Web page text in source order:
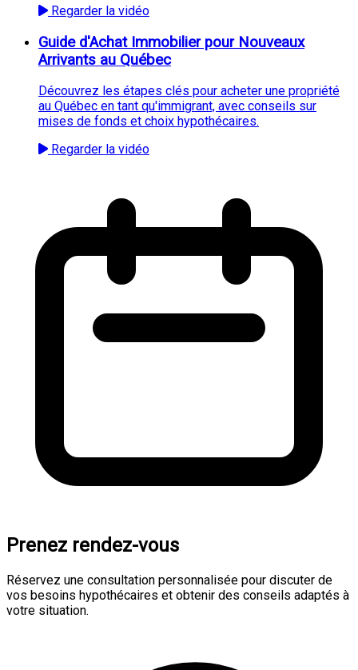
Regarder la vidéo
Guide d'Achat Immobilier pour Nouveaux
Arrivants au Québec
Découvrez les étapes clés pour acheter une propriété
au Québec en tant qu'immigrant, avec conseils sur
mises de fonds et choix hypothécaires.
Regarder la vidéo
Prenez rendez-vous
Réservez une consultation personnalisée pour discuter de
vos besoins hypothécaires et obtenir des conseils adaptés à
votre situation.